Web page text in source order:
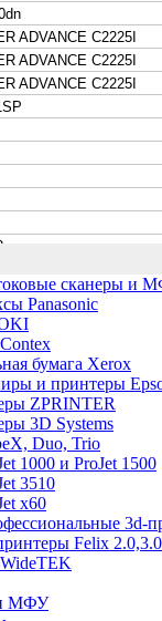
и МФУ Oce
системы Oce
плоттеры и
Canon
и МФУ Canon
Canon
картриджей
плоттеры и
и МФУ HP
hp
и принтеры OKI
и принтеры
продажа
сканеры, МФУ и
сканеры и
Panasonic
бумага Xerox
и принтеры
ZPRINTER
3D Systems
Duo, Trio
1000 и ProJet 1500
3510
x60
3d-
Felix 2.0,3.0
МФУ